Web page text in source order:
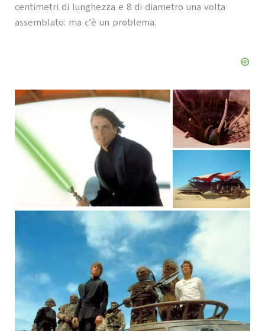
centimetri di lunghezza e 8 di diametro una volta
assemblato: ma c’è un problema.